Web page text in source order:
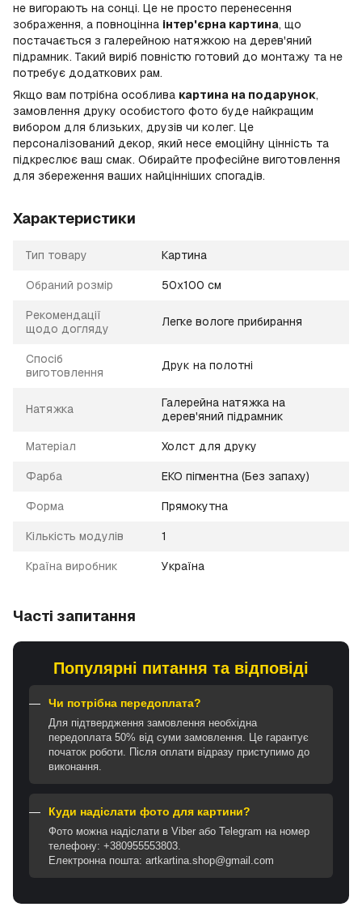
не вигорають на сонці. Це не просто перенесення
зображення, а повноцінна інтер'єрна картина, що
постачається з галерейною натяжкою на дерев'яний
підрамник. Такий виріб повністю готовий до монтажу та не
потребує додаткових рам.
Якщо вам потрібна особлива картина на подарунок,
замовлення друку особистого фото буде найкращим
вибором для близьких, друзів чи колег. Це
персоналізований декор, який несе емоційну цінність та
підкреслює ваш смак. Обирайте професійне виготовлення
для збереження ваших найцінніших спогадів.
Характеристики
Тип товару Картина
Обраний розмір 50х100 см
Рекомендації
щодо догляду
Легке вологе прибирання
Спосіб
виготовлення
Друк на полотні
Натяжка
Галерейна натяжка на
дерев'яний підрамник
Матеріал Холст для друку
Фарба ЕКО пігментна (Без запаху)
Форма Прямокутна
Кількість модулів 1
Країна виробник Україна
Часті запитання
Популярні питання та відповіді
Чи потрібна передоплата?
Для підтвердження замовлення необхідна
передоплата 50% від суми замовлення. Це гарантує
початок роботи. Після оплати відразу приступимо до
виконання.
Куди надіслати фото для картини?
Фото можна надіслати в Viber або Telegram на номер
телефону: +380955553803.
Електронна пошта: artkartina.shop@gmail.com